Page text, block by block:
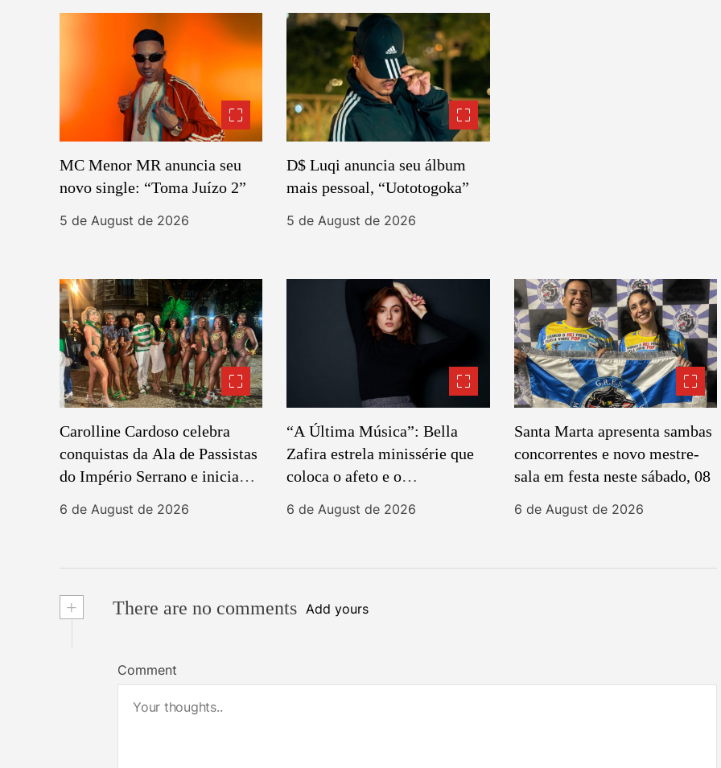
o
n
MC Menor MR anuncia seu
novo single: “Toma Juízo 2”
5 de August de 2026
D$ Luqi anuncia seu álbum
mais pessoal, “Uototogoka”
5 de August de 2026
Carolline Cardoso celebra
conquistas da Ala de Passistas
do Império Serrano e inicia
2027
6 de August de 2026
“A Última Música”: Bella
Zafira estrela minissérie que
coloca o afeto e o
centro da trama
6 de August de 2026
Santa Marta apresenta sambas
concorrentes e novo mestre-
sala em festa neste sábado, 08
6 de August de 2026
+ There are no comments Add yours
Comment